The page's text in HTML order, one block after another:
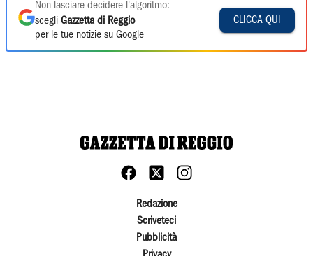
Non lasciare decidere l'algoritmo:
scegli Gazzetta di Reggio
per le tue notizie su Google
CLICCA QUI
Redazione
Scriveteci
Pubblicità